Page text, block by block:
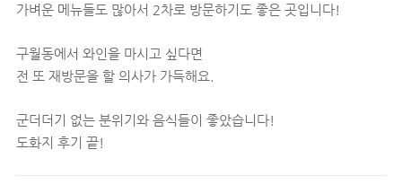
가벼운 메뉴들도 많아서 2차로 방문하기도 좋은 곳입니다!
구월동에서 와인을 마시고 싶다면
전 또 재방문을 할 의사가 가득해요.
군더더기 없는 분위기와 음식들이 좋았습니다!
도화지 후기 끝!